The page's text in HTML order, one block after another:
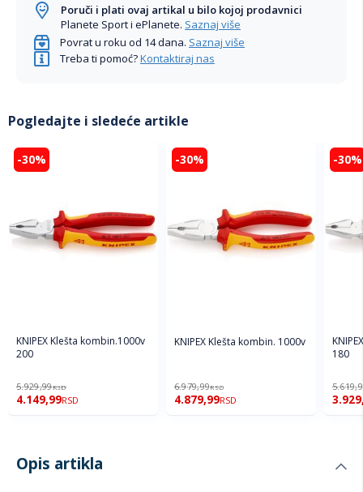
Poruči i plati ovaj artikal u bilo kojoj prodavnici
Planete Sport i ePlanete. Saznaj više
Povrat u roku od 14 dana. Saznaj više
Treba ti pomoć?Kontaktiraj nas
Pogledajte i sledeće artikle
-30%
KNIPEX Klešta kombin.1000v
200
5.929,99RSD
4.149,99RSD
-30%
KNIPEX Klešta kombin. 1000v
6.979,99RSD
4.879,99RSD
-30%
180
Opis artikla